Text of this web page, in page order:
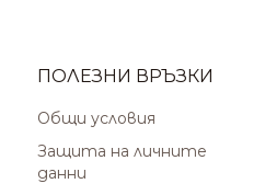
ПОЛЕЗНИ ВРЪЗКИ
Общи условия
Защита на личните
данни